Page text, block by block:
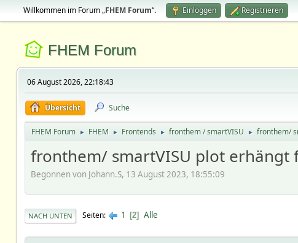
Willkommen im Forum „FHEM Forum“. Einloggen Registrieren
FHEM Forum
06 August 2026, 22:18:43
Übersicht Suche
FHEM Forum ► FHEM ► Frontends ► fronthem / smartVISU ► fronthem/
fronthem/ smartVISU plot erhängt
Begonnen von Johann.S, 13 August 2023, 18:55:09
NACH UNTEN Seiten 1 2 Alle